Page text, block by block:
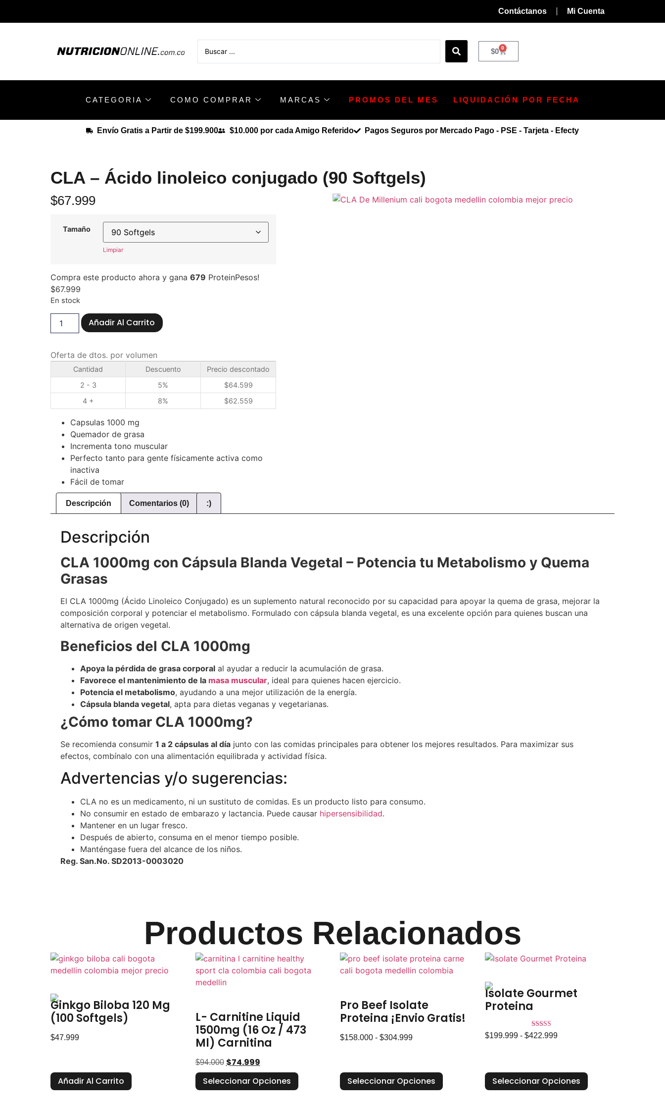
Contáctanos Mi Cuenta
$0 0
CATEGORIA COMO COMPRAR MARCAS PROMOS DEL MES LIQUIDACIÓN POR FECHA
Envío Gratis a Partir de $199.900 $10.000 por cada Amigo Referido Pagos Seguros por Mercado Pago - PSE - Tarjeta - Efecty
CLA – Ácido linoleico conjugado (90 Softgels)
$67.999
Tamaño
Limpiar
Compra este producto ahora y gana 679 ProteinPesos!
$67.999
En stock
Añadir Al Carrito
Oferta de dtos. por volumen
Cantidad Descuento
Precio descontado
2 - 3
5% $64.599
4 +
8% $62.559
Capsulas 1000 mg
Quemador de grasa
Incrementa tono muscular
Perfecto tanto para gente físicamente activa como
inactiva
Fácil de tomar
Descripción Comentarios (0) :)
Descripción
CLA 1000mg con Cápsula Blanda Vegetal – Potencia tu Metabolismo y Quema
Grasas
El CLA 1000mg (Ácido Linoleico Conjugado) es un suplemento natural reconocido por su capacidad para apoyar la quema de grasa, mejorar la
composición corporal y potenciar el metabolismo. Formulado con cápsula blanda vegetal, es una excelente opción para quienes buscan una
alternativa de origen vegetal.
Beneficios del CLA 1000mg
Apoya la pérdida de grasa corporal al ayudar a reducir la acumulación de grasa.
Favorece el mantenimiento de la masa muscular, ideal para quienes hacen ejercicio.
Potencia el metabolismo, ayudando a una mejor utilización de la energía.
Cápsula blanda vegetal, apta para dietas veganas y vegetarianas.
¿Cómo tomar CLA 1000mg?
Se recomienda consumir 1 a 2 cápsulas al día junto con las comidas principales para obtener los mejores resultados. Para maximizar sus
efectos, combínalo con una alimentación equilibrada y actividad física.
Advertencias y/o sugerencias:
CLA no es un medicamento, ni un sustituto de comidas. Es un producto listo para consumo.
No consumir en estado de embarazo y lactancia. Puede causar hipersensibilidad.
Mantener en un lugar fresco.
Después de abierto, consuma en el menor tiempo posible.
Manténgase fuera del alcance de los niños.
Reg. San.No. SD2013-0003020
Productos Relacionados
Ginkgo Biloba 120 Mg
(100 Softgels)
$47.999
Añadir Al Carrito
L- Carnitine Liquid
1500mg (16 Oz / 473
Ml) Carnitina
$94.000 $74.999
Seleccionar Opciones
Pro Beef Isolate
Proteina ¡Envio Gratis!
$158.000 - $304.999
Seleccionar Opciones
Isolate Gourmet
Proteina
Valorado
en
$199.999 - $422.999
Seleccionar Opciones